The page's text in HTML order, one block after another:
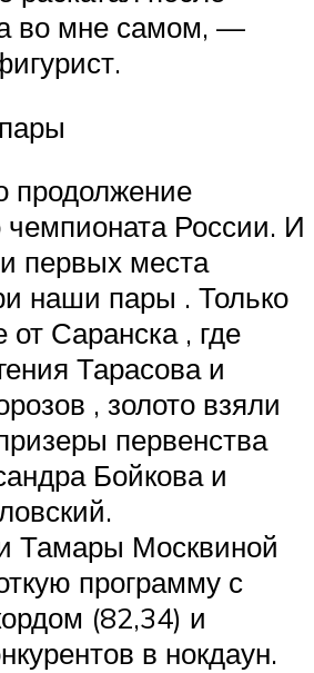
а во мне самом, —
продолжение
чемпионата России. И
первых места
наши пары . Только
от Саранска , где
Тарасова и
, золото взяли
первенства
Бойкова и
Тамары Москвиной
программу с
(82,34) и
в нокдаун.